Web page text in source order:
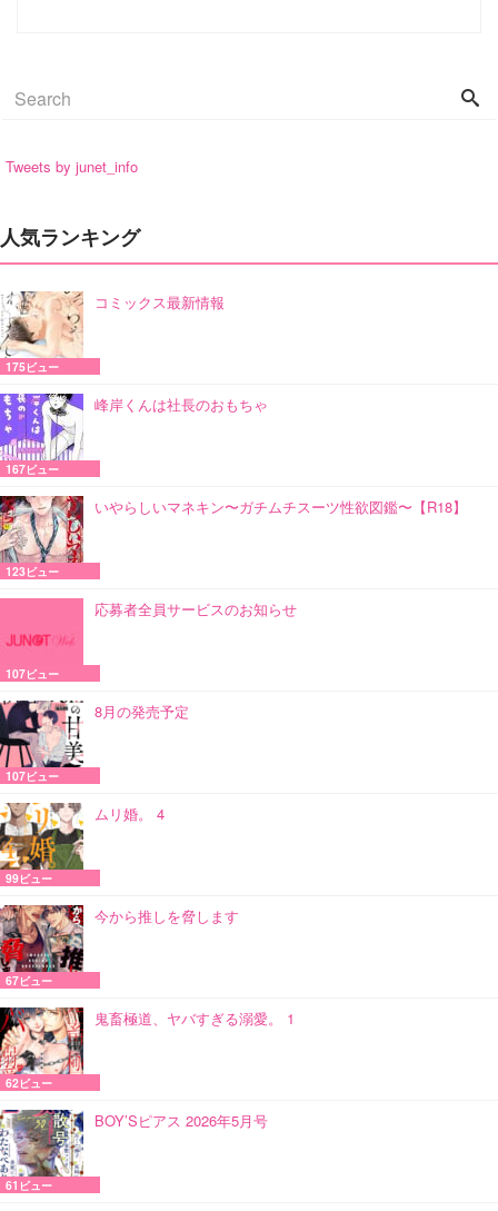
Tweets by junet_info
人気ランキング
コミックス最新情報
175ビュー
峰岸くんは社長のおもちゃ
167ビュー
いやらしいマネキン〜ガチムチスーツ性欲図鑑〜【R18】
123ビュー
応募者全員サービスのお知らせ
107ビュー
8月の発売予定
107ビュー
ムリ婚。 4
99ビュー
今から推しを脅します
67ビュー
鬼畜極道、ヤバすぎる溺愛。 1
62ビュー
BOY’Sピアス 2026年5月号
61ビュー